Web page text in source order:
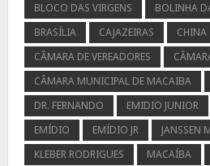
BLOCO DAS VIRGENS
BOLINHA
BRASÍLIA
CAJAZEIRAS
CHINA
CÂMARA DE VEREADORES
CÂMARA MUNICIPAL DE MACAIBA
DR. FERNANDO
EMIDIO JUNIOR
EMÍDIO
EMÍDIO JR
JANSSEN
KLEBER RODRIGUES
MACAÍBA